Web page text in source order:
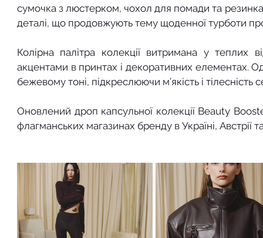
сумочка з люстерком, чохол для помади та
деталі, що продовжують тему щоденної турботи
Колірна палітра колекції витримана у теплих
акцентами в принтах і декоративних елементах.
бежевому тоні, підкреслюючи м’якість і тілесність
Оновлений дроп капсульної колекції Beauty
флагманських магазинах бренду в Україні, Австрії